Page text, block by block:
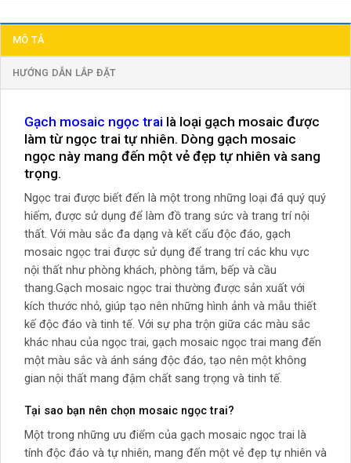
MÔ TẢ
HƯỚNG DẪN LẮP ĐẶT
Gạch mosaic ngọc trai là loại gạch mosaic được
làm từ ngọc trai tự nhiên. Dòng gạch mosaic
ngọc này mang đến một vẻ đẹp tự nhiên và sang
trọng.
Ngọc trai được biết đến là một trong những loại đá quý quý
hiếm, được sử dụng để làm đồ trang sức và trang trí nội
thất. Với màu sắc đa dạng và kết cấu độc đáo, gạch
mosaic ngọc trai được sử dụng để trang trí các khu vực
nội thất như phòng khách, phòng tắm, bếp và cầu
thang.Gạch mosaic ngọc trai thường được sản xuất với
kích thước nhỏ, giúp tạo nên những hình ảnh và mẫu thiết
kế độc đáo và tinh tế. Với sự pha trộn giữa các màu sắc
khác nhau của ngọc trai, gạch mosaic ngọc trai mang đến
một màu sắc và ánh sáng độc đáo, tạo nên một không
gian nội thất mang đậm chất sang trọng và tinh tế.
Tại sao bạn nên chọn mosaic ngọc trai?
Một trong những ưu điểm của gạch mosaic ngọc trai là
tính độc đáo và tự nhiên, mang đến một vẻ đẹp tự nhiên và